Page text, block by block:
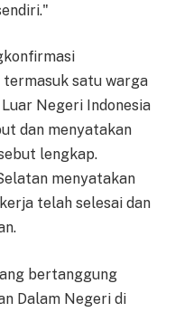
termasuk satu warga
Negeri Indonesia
dan menyatakan
lengkap.
menyatakan
telah selesai dan
bertanggung
Dalam Negeri di